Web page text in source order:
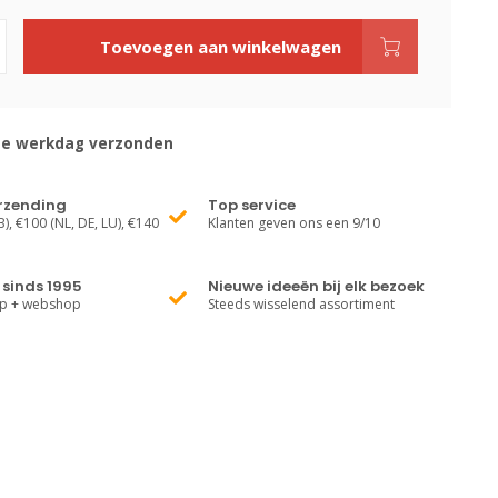
Toevoegen aan winkelwagen
werkdag verzonden
€100 (NL, DE, LU), €140
Top service
Klanten geven ons een 9/10
1995
+ webshop
Nieuwe ideeën bij elk bezoek
Steeds wisselend assortiment